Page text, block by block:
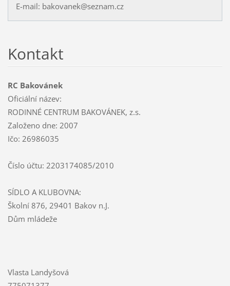
E-mail: bakovanek@seznam.cz
Kontakt
RC Bakovánek
Oficiální název:
RODINNÉ CENTRUM BAKOVÁNEK, z.s.
Založeno dne: 2007
Ičo: 26986035
Číslo účtu: 2203174085/2010
SÍDLO A KLUBOVNA:
Školní 876, 29401 Bakov n.J.
Dům mládeže
Vlasta Landyšová